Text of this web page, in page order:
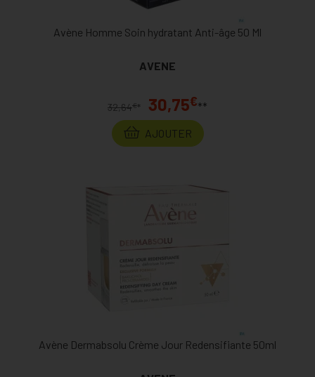
Avène Homme Soin hydratant Anti-âge 50 Ml
AVENE
32,64€* 30,75€**
AJOUTER
Avène Dermabsolu Crème Jour Redensifiante 50ml